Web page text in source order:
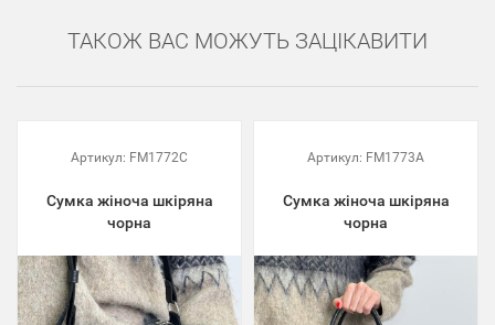
ТАКОЖ ВАС МОЖУТЬ ЗАЦІКАВИТИ
Артикул: FM1772C
Сумка жіноча шкіряна
чорна
Артикул: FM1773A
Сумка жіноча шкіряна
чорна